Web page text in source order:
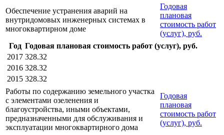
Обеспечение устранения аварий на
внутридомовых инженерных системах в
многоквартирном доме
Годовая
плановая
стоимость работ
(услуг), руб.
Год Годовая плановая стоимость работ (услуг), руб.
2017 328.32
2016 328.32
2015 328.32
Работы по содержанию земельного участка
с элементами озеленения и
благоустройства, иными объектами,
предназначенными для обслуживания и
эксплуатации многоквартирного дома
Годовая
плановая
стоимость работ
(услуг), руб.